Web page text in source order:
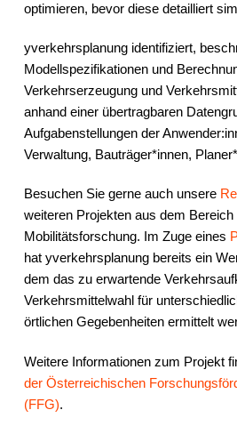
optimieren, bevor diese detailliert
yverkehrsplanung identifiziert,
Modellspezifikationen und
Verkehrserzeugung und
anhand einer übertragbaren
Aufgabenstellungen der
Verwaltung, Bauträger*innen,
Besuchen Sie gerne auch unsere
weiteren Projekten aus dem Bereich
Mobilitätsforschung. Im Zuge eines
hat yverkehrsplanung bereits ein
dem das zu erwartende
Verkehrsmittelwahl für
örtlichen Gegebenheiten ermittelt
Weitere Informationen zum Projekt
der Österreichischen
(FFG).